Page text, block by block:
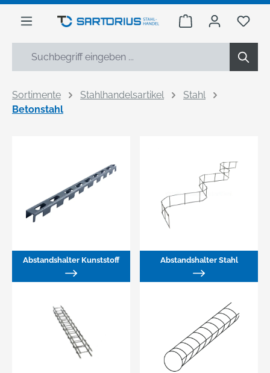
springen
Warenkorb Du
Sortimente Stahlhandelsartikel
Stahl
Betonstahl
Abstandshalter Kunststoff Abstandshalter Stahl